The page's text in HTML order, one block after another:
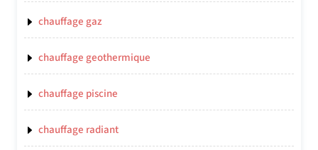
chauffage gaz
chauffage geothermique
chauffage piscine
chauffage radiant